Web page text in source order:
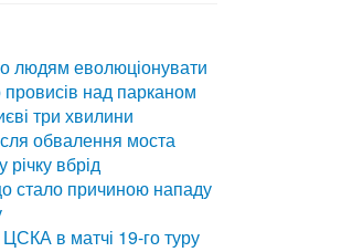
людям еволюціонувати
провисів над парканом
три хвилини
обвалення моста
вбрід
стало причиною нападу
в матчі 19-го туру